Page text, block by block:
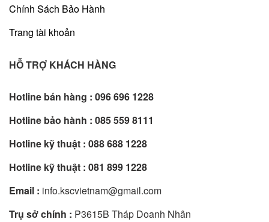
Chính Sách Bảo Hành
Trang tài khoản
HỖ TRỢ KHÁCH HÀNG
Hotline bán hàng : 096 696 1228
Hotline bảo hành : 085 559 8111
Hotline kỹ thuật : 088 688 1228
Hotline kỹ thuật : 081 899 1228
Email : info.kscvietnam@gmail.com
Trụ sở chính : P3615B Tháp Doanh Nhân